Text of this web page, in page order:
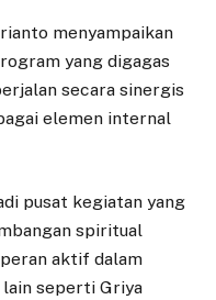
menyampaikan
yang digagas
secara sinergis
elemen internal
pusat kegiatan yang
spiritual
aktif dalam
seperti Griya